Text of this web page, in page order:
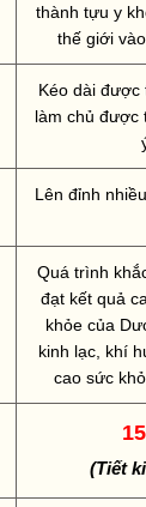
thành tựu y
thế giới
Kéo dài được
làm chủ được
Lên đỉnh
Quá trình
đạt kết quả
khỏe của
kinh lạc, khí
cao sức
(Tiết